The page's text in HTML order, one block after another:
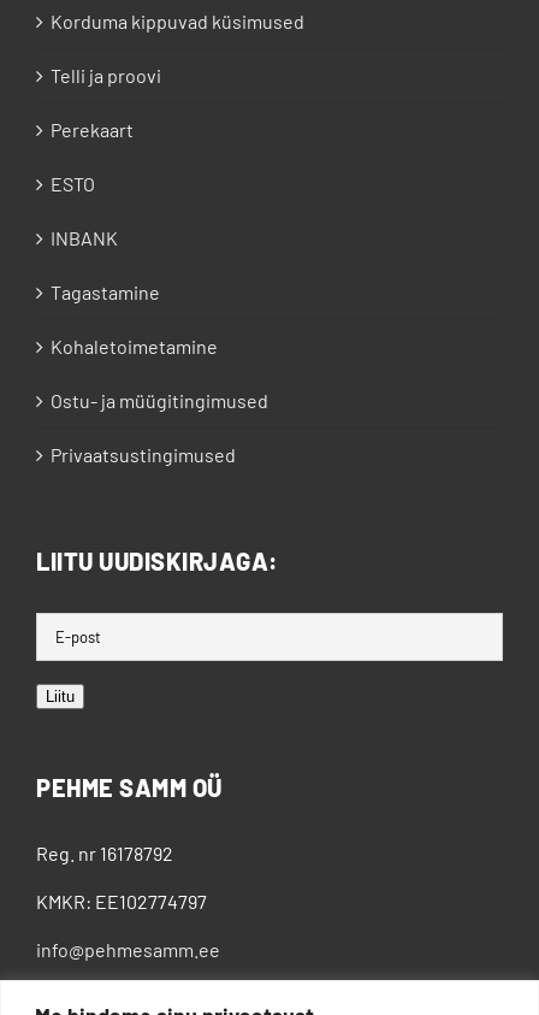
Korduma kippuvad küsimused
Telli ja proovi
Perekaart
ESTO
INBANK
Tagastamine
Kohaletoimetamine
Ostu- ja müügitingimused
Privaatsustingimused
LIITU UUDISKIRJAGA:
Liitu
PEHME SAMM OÜ
Reg. nr 16178792
KMKR: EE102774797
info@pehmesamm.ee